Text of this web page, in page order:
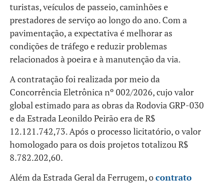
turistas, veículos de passeio, caminhões e
prestadores de serviço ao longo do ano. Com a
pavimentação, a expectativa é melhorar as
condições de tráfego e reduzir problemas
relacionados à poeira e à manutenção da via.
A contratação foi realizada por meio da
Concorrência Eletrônica nº 002/2026, cujo valor
global estimado para as obras da Rodovia GRP-030
e da Estrada Leonildo Peirão era de R$
12.121.742,73. Após o processo licitatório, o valor
homologado para os dois projetos totalizou R$
8.782.202,60.
Além da Estrada Geral da Ferrugem, ocontrato